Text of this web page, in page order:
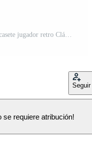
retro boombox diseño cinta grabadora casete jugador retro Clásico 90s Años 80 nostalgia música radio estación Vector Pro
Seguir
se requiere atribución!